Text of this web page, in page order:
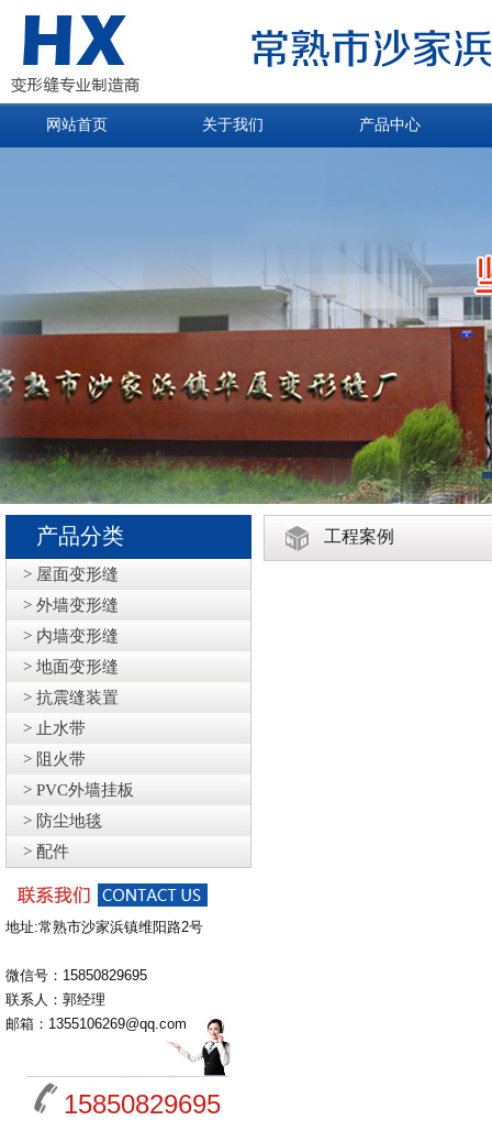
网站首页 关于我们 产品中心
产品分类
> 屋面变形缝
> 外墙变形缝
> 内墙变形缝
> 地面变形缝
> 抗震缝装置
> 止水带
> 阻火带
> PVC外墙挂板
> 防尘地毯
> 配件
地址:常熟市沙家浜镇维阳路2号
微信号：15850829695
联系人：郭经理
邮箱：1355106269@qq.com
15850829695
工程案例